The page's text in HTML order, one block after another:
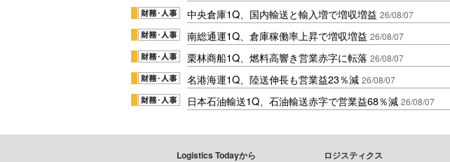
中央倉庫1Q、国内輸送と輸入増で増収増益 26/08/07
南総通運1Q、倉庫稼働率上昇で増収増益 26/08/07
栗林商船1Q、燃料高響き営業赤字に転落 26/08/07
名港海運1Q、陸送伸長も営業益23％減 26/08/07
日本石油輸送1Q、石油輸送赤字で営業益68％減 26/08/07
Logistics Todayから ロジスティクス